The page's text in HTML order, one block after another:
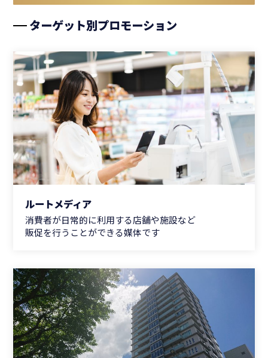
ターゲット別プロモーション
ルートメディア
消費者が日常的に利用する店舗や施設など
販促を行うことができる媒体です